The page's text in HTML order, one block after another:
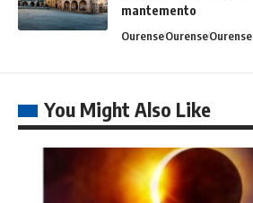
mantemento
OurenseOurenseOurense
You Might Also Like